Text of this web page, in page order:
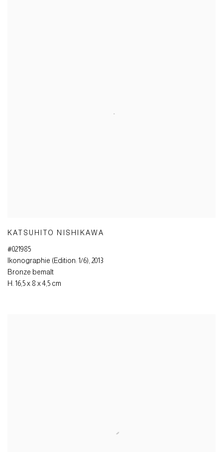
KATSUHITO NISHIKAWA
#021985
Ikonographie (Edition: 1/6), 2013
Bronze bemalt
H. 16,5 x 8 x 4,5 cm